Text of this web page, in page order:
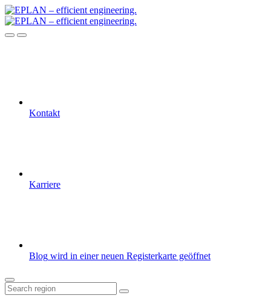
Kontakt
Karriere
Blog wird in einer neuen Registerkarte geöffnet